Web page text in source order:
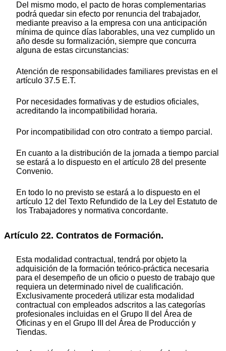
Del mismo modo, el pacto de horas complementarias
podrá quedar sin efecto por renuncia del trabajador,
mediante preaviso a la empresa con una anticipación
mínima de quince días laborables, una vez cumplido un
año desde su formalización, siempre que concurra
alguna de estas circunstancias:
Atención de responsabilidades familiares previstas en el
artículo 37.5 E.T.
Por necesidades formativas y de estudios oficiales,
acreditando la incompatibilidad horaria.
Por incompatibilidad con otro contrato a tiempo parcial.
En cuanto a la distribución de la jornada a tiempo parcial
se estará a lo dispuesto en el artículo 28 del presente
Convenio.
En todo lo no previsto se estará a lo dispuesto en el
artículo 12 del Texto Refundido de la Ley del Estatuto de
los Trabajadores y normativa concordante.
Artículo 22. Contratos de Formación.
Esta modalidad contractual, tendrá por objeto la
adquisición de la formación teórico-práctica necesaria
para el desempeño de un oficio o puesto de trabajo que
requiera un determinado nivel de cualificación.
Exclusivamente procederá utilizar esta modalidad
contractual con empleados adscritos a las categorías
profesionales incluidas en el Grupo II del Área de
Oficinas y en el Grupo III del Área de Producción y
Tiendas.